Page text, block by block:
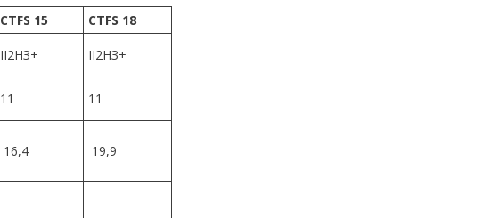
CTFS 15
CTFS 18
II2НЗ+ II2НЗ+
11 11
16,4 19,9